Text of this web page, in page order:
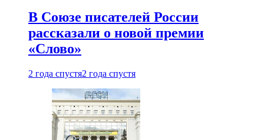
В Союзе писателей России
рассказали о новой премии
«Слово»
2 года спустя2 года спустя